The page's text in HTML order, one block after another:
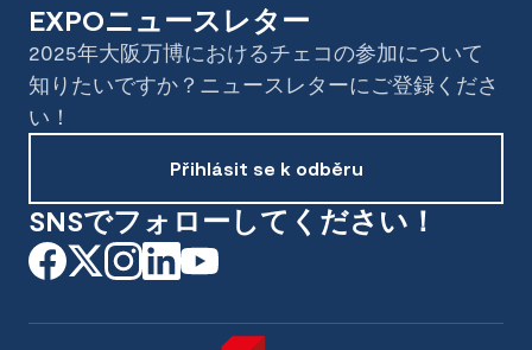
EXPOニュースレター
2025年大阪万博におけるチェコの参加について
知りたいですか？ニュースレターにご登録くださ
い！
Přihlásit se k odběru
SNSでフォローしてください！